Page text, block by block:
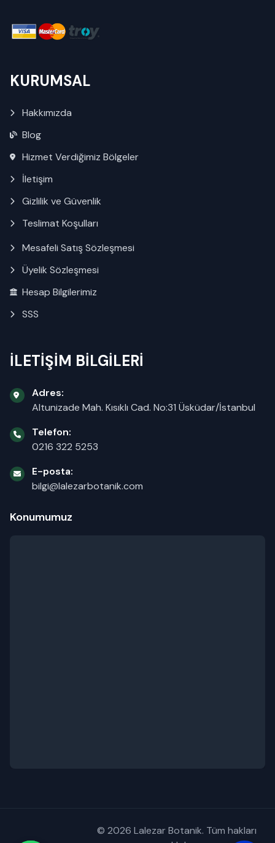
KURUMSAL
Hakkımızda
Blog
Hizmet Verdiğimiz Bölgeler
İletişim
Gizlilik ve Güvenlik
Teslimat Koşulları
Mesafeli Satış Sözleşmesi
Üyelik Sözleşmesi
Hesap Bilgilerimiz
SSS
İLETİŞİM BİLGİLERİ
Adres:
Altunizade Mah. Kısıklı Cad. No:31 Üsküdar/İstanbul
Telefon:
0216 322 5253
E-posta:
bilgi@lalezarbotanik.com
Konumumuz
© 2026 Lalezar Botanik. Tüm hakları